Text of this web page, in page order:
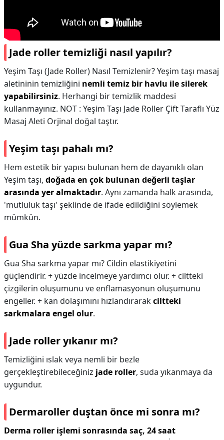
Jade roller temizliği nasıl yapılır?
Yeşim Taşı (Jade Roller) Nasıl Temizlenir? Yeşim taşı masaj
aletininin temizliğini nemli temiz bir havlu ile silerek
yapabilirsiniz. Herhangi bir temizlik maddesi
kullanmayınız. NOT : Yeşim Taşı Jade Roller Çift Taraflı Yüz
Masaj Aleti Orjinal doğal taştır.
Yeşim taşı pahalı mı?
Hem estetik bir yapısı bulunan hem de dayanıklı olan
Yeşim taşı, doğada en çok bulunan değerli taşlar
arasında yer almaktadır. Aynı zamanda halk arasında,
'mutluluk taşı' şeklinde de ifade edildiğini söylemek
mümkün.
Gua Sha yüzde sarkma yapar mı?
Gua Sha sarkma yapar mı? Cildin elastikiyetini
güçlendirir. + yüzde incelmeye yardımcı olur. + ciltteki
çizgilerin oluşumunu ve enflamasyonun oluşumunu
engeller. + kan dolaşımını hızlandırarakciltteki
sarkmalara engel olur.
Jade roller yıkanır mı?
Temizliğini ıslak veya nemli bir bezle
gerçekleştirebileceğiniz jade roller, suda yıkanmaya da
uygundur.
Dermaroller duştan önce mi sonra mı?
Derma roller işlemi sonrasında saç, 24 saat